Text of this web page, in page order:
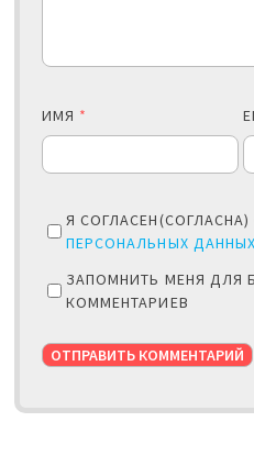
ИМЯ *
Я СОГЛАСЕН(СОГЛАСНА)
ПЕРСОНАЛЬНЫХ ДАННЫХ
ЗАПОМНИТЬ МЕНЯ ДЛЯ
КОММЕНТАРИЕВ